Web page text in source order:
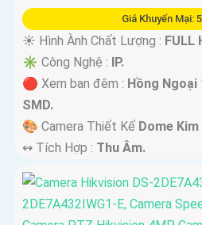
Giá Khuyến Mại:
☀️ Hình Ành Chất Lượng : FULL
✳️ Công Nghệ : IP.
🔴 Xem ban đêm : Hồng Ngoại
SMD.
🎨 Camera Thiết Kế Dome
️↭ Tích Hợp : Thu Âm.